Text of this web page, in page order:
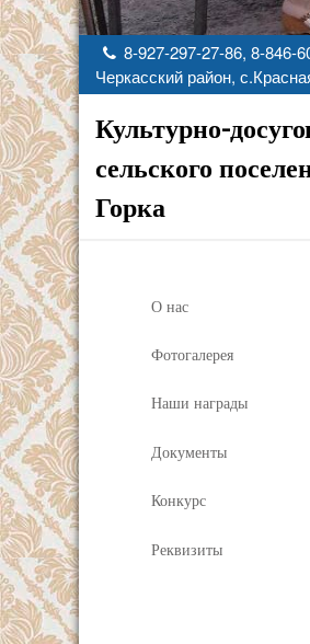
8-927-297-27-86, 8-846-
Черкасский район,
Культурно-
сельского
Горка
О нас
Фотогалерея
Наши награды
Документы
Конкурс
Реквизиты